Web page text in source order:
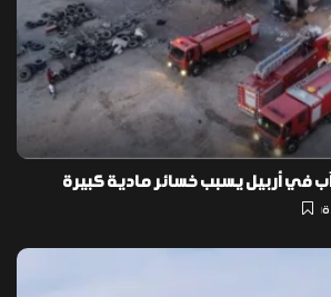
في أربيل يسبب خسائر مادية كبيرة